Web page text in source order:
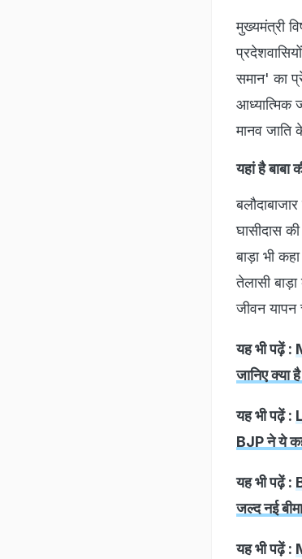
मुख्यमंत्री
समान' का
आध्यात्मिक
मानव
यहां है बाबा
घासीदास
बाड़ा भी
तेलासी
जीवन यापन
यह भी पढ़ें :
जानिए क्या
यह भी पढ़ें :
BJP ने ये
यह भी पढ़ें :
जल्द नई
यह भी पढ़ें :